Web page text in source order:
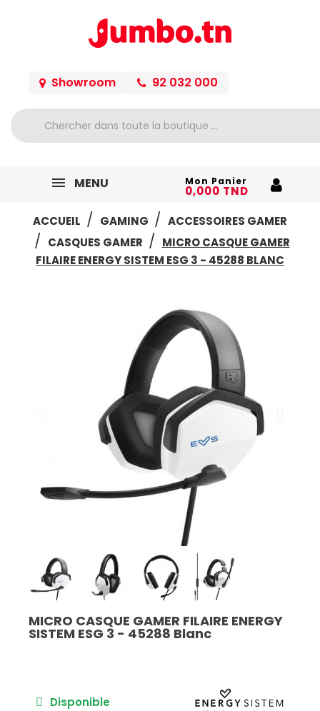
Showroom 92 032 000
MENU Mon Panier
0,000 TND
ACCUEIL
GAMING
ACCESSOIRES GAMER
CASQUES GAMER
MICRO CASQUE GAMER
FILAIRE ENERGY SISTEM ESG 3 - 45288 BLANC
MICRO CASQUE GAMER FILAIRE ENERGY
SISTEM ESG 3 - 45288 Blanc
Disponible